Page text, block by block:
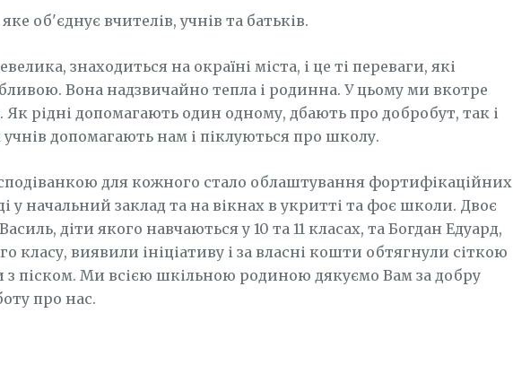
об'єднує вчителів, учнів та батьків.
знаходиться на окраїні міста, і це ті переваги, які
Вона надзвичайно тепла і родинна. У цьому ми вкотре
Як рідні допомагають один одному, дбають про добробут, так і
допомагають нам і піклуються про школу.
для кожного стало облаштування фортифікаційних
у начальний заклад та на вікнах в укритті та фоє школи. Двоє
діти якого навчаються у 10 та 11 класах, та Богдан Едуард,
класу, виявили ініціативу і за власні кошти обтягнули сіткою
з піском. Ми всією шкільною родиною дякуємо Вам за добру
про нас.